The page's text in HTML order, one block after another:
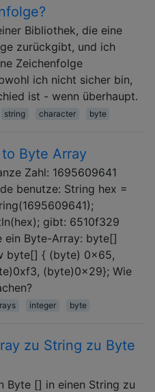
Bibliothek, die eine
zurückgibt, und ich
Zeichenfolge
ich nicht sicher bin,
ist - wenn überhaupt.
string character byte
Byte Array
Zahl: 1695609641
benutze: String hex =
gibt: 6510f329
ein Byte-Array: byte[]
byte[] { (byte) 0x65,
(byte)0x29}; Wie
integer byte
zu String zu Byte
Byte [] in einen String zu